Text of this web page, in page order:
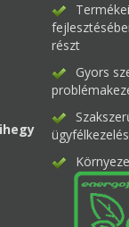
részt
Gyors
ügyfélkezelés